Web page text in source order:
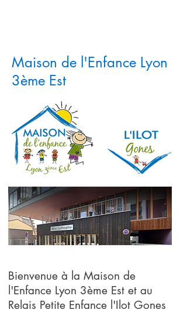
Maison de l'Enfance Lyon
3ème Est
Bienvenue à la Maison de
l'Enfance Lyon 3ème Est et au
Relais Petite Enfance l'Ilot Gones